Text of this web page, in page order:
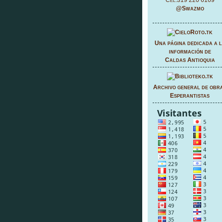
@Swazmo
Una página dedicada a
información de
Caldas Antioquia
Archivo general de
Esperantistas